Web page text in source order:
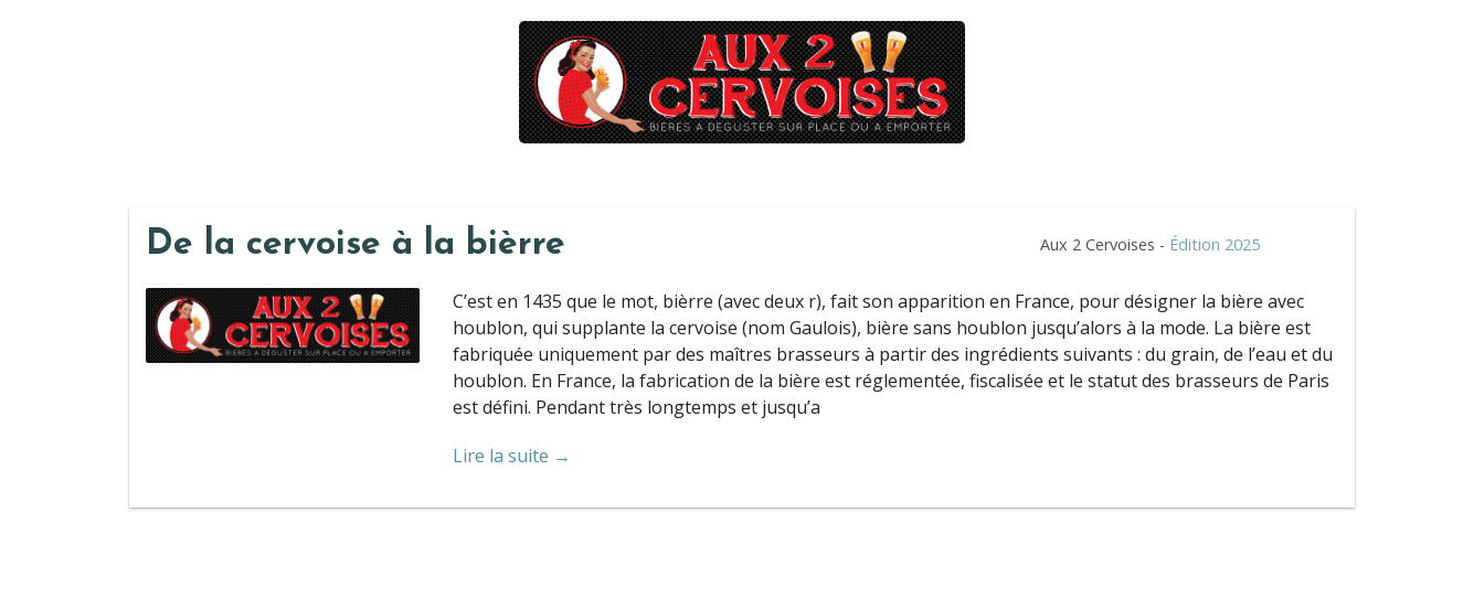
De la cervoise à la bièrre Aux 2 Cervoises - Édition 2025
C’est en 1435 que le mot, bièrre (avec deux r), fait son apparition en France, pour désigner la bière avec
houblon, qui supplante la cervoise (nom Gaulois), bière sans houblon jusqu’alors à la mode. La bière est
fabriquée uniquement par des maîtres brasseurs à partir des ingrédients suivants : du grain, de l’eau et du
houblon. En France, la fabrication de la bière est réglementée, fiscalisée et le statut des brasseurs de Paris
est défini. Pendant très longtemps et jusqu’a
Lire la suite →